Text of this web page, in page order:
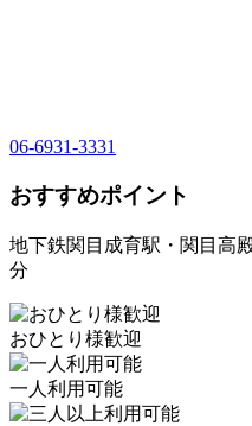
06-6931-3331
おすすめポイント
地下鉄関目成育駅・関目高
分
おひとり様歓迎
一人利用可能